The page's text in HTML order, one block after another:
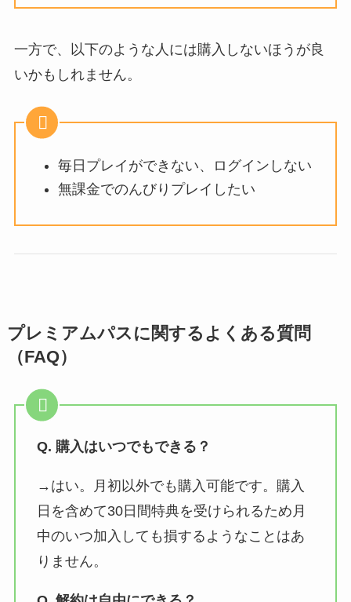
一方で、以下のような人には購入しないほうが良
いかもしれません。
毎日プレイができない、ログインしない
無課金でのんびりプレイしたい
プレミアムパスに関するよくある質問
（FAQ）
Q. 購入はいつでもできる？
→はい。月初以外でも購入可能です。購入
日を含めて30日間特典を受けられるため月
中のいつ加入しても損するようなことはあ
りません。